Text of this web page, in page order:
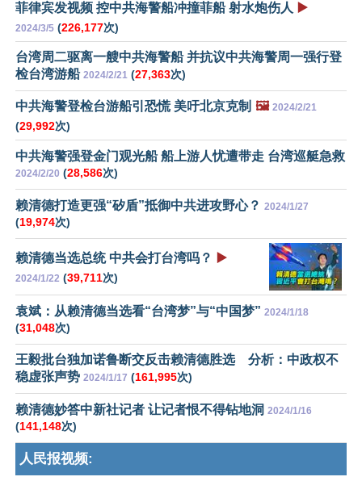
菲律宾发视频 控中共海警船冲撞菲船 射水炮伤人 ▶️
2024/3/5 (226,177次)
台湾周二驱离一艘中共海警船 并抗议中共海警周一强行登
检台湾游船 2024/2/21 (27,363次)
中共海警登检台游船引恐慌 美吁北京克制 🖼️ 2024/2/21
(29,992次)
中共海警强登金门观光船 船上游人忧遭带走 台湾巡艇急救
2024/2/20 (28,586次)
赖清德打造更强“矽盾”抵御中共进攻野心？ 2024/1/27
(19,974次)
赖清德当选总统 中共会打台湾吗？ ▶️
2024/1/22 (39,711次)
袁斌：从赖清德当选看“台湾梦”与“中国梦” 2024/1/18
(31,048次)
王毅批台独加诺鲁断交反击赖清德胜选 分析：中政权不
稳虚张声势 2024/1/17 (161,995次)
赖清德妙答中新社记者 让记者恨不得钻地洞 2024/1/16
(141,148次)
人民报视频: